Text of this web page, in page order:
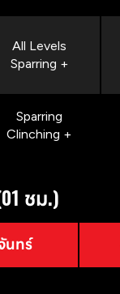
All Levels
Sparring +
Sparring
Clinching +
ชม.)
นทร์